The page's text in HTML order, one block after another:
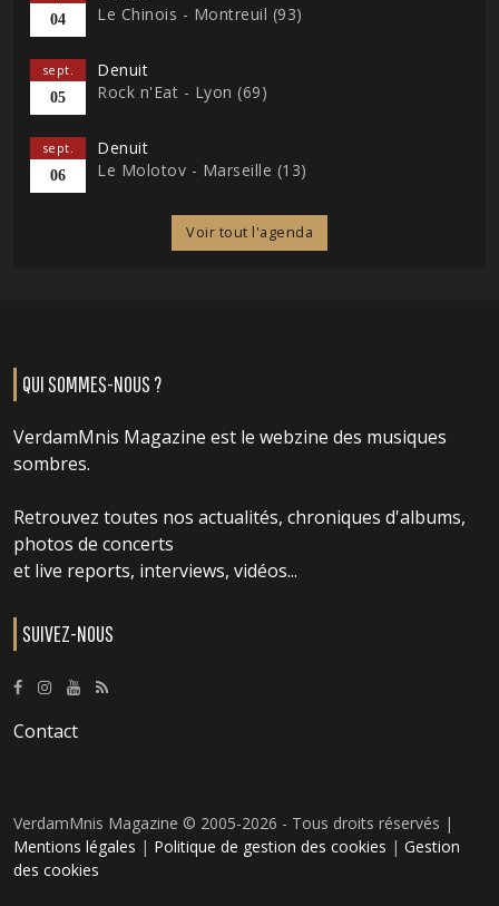
04
Le Chinois - Montreuil (93)
sept.
05
Denuit
Rock n'Eat - Lyon (69)
sept.
06
Denuit
Le Molotov - Marseille (13)
Voir tout l'agenda
QUI SOMMES-NOUS ?
VerdamMnis Magazine est le webzine des musiques
sombres.
Retrouvez toutes nos actualités, chroniques d'albums,
photos de concerts
et live reports, interviews, vidéos...
SUIVEZ-NOUS
Contact
VerdamMnis Magazine © 2005-2026 - Tous droits réservés |
Mentions légales | Politique de gestion des cookies | Gestion
des cookies